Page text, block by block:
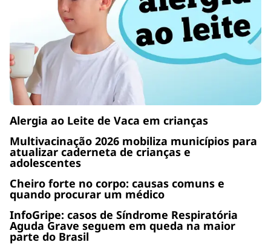
Alergia ao Leite de Vaca em crianças
Multivacinação 2026 mobiliza municípios para
atualizar caderneta de crianças e
adolescentes
Cheiro forte no corpo: causas comuns e
quando procurar um médico
InfoGripe: casos de Síndrome Respiratória
Aguda Grave seguem em queda na maior
parte do Brasil